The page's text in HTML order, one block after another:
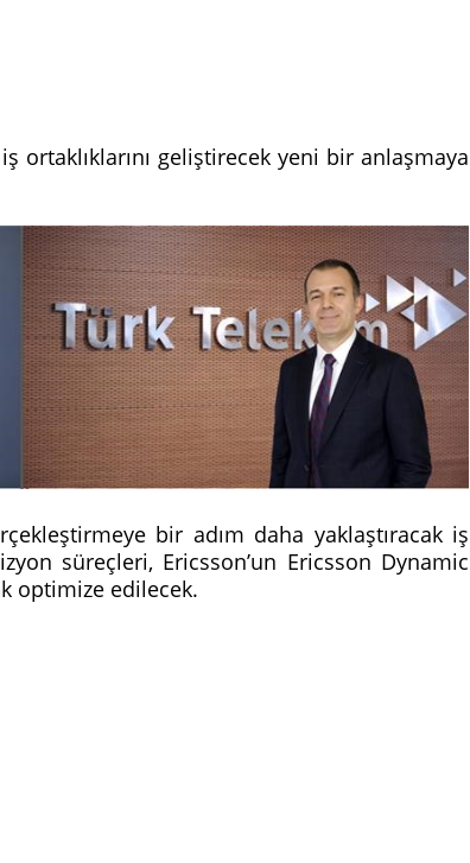
ortaklıklarını geliştirecek yeni bir anlaşmaya
bir adım daha yaklaştıracak iş
süreçleri, Ericsson’un Ericsson Dynamic
optimize edilecek.